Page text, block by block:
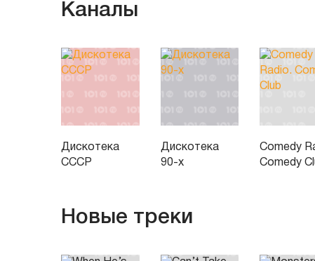
Каналы
Дискотека
СССР
Дискотека
90-х
Comedy
Comedy
Новые треки